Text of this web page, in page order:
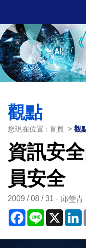
觀點
您現在位置 : 首頁 > 觀
資訊安
員安全
2009 / 08 / 31 邱瑩青
Facebook
Line X